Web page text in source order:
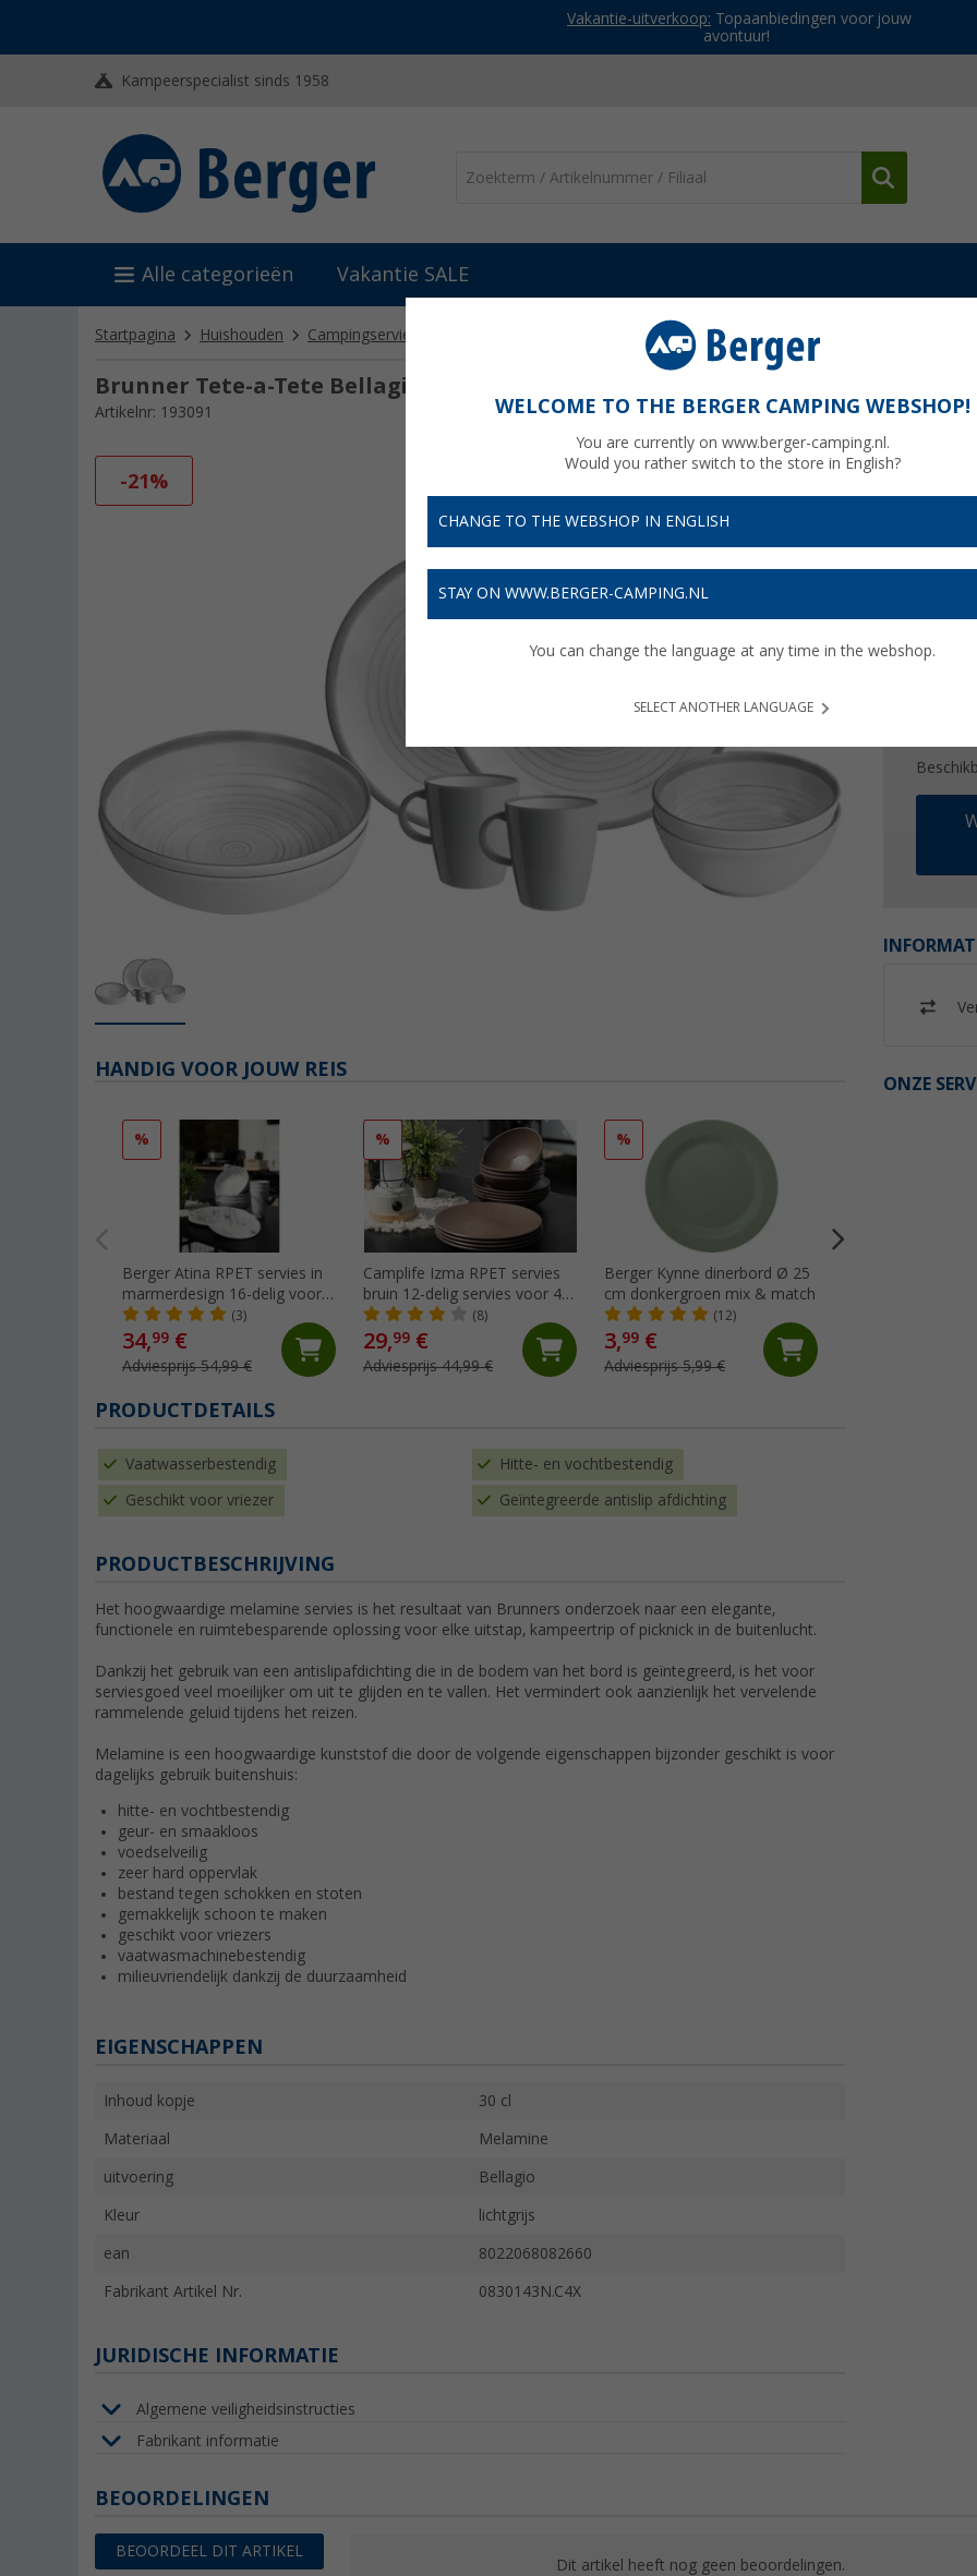
Vakantie-uitverkoop: Topaanbiedingen voor jouw
avontuur!
Kampeerspecialist sinds 1958
Alle categorieën Vakantie SALE
Startpagina Huishouden Campingservies Kunststof & melamine servies Brunner Tete-a-Tete servies 8-delig 2
Brunner Tete-a-Tete Bellagio servies 8-delig voor 2 personen
Artikelnr: 193091
-21%
€
ONZE
HANDIG VOOR JOUW REIS
%
Berger Atina RPET servies in
marmerdesign 16-delig voor 4
personen
(3)
34,99 €
Adviesprijs 54,99 €
%
Camplife Izma RPET servies
bruin 12-delig servies voor 4
personen
(8)
29,99 €
Adviesprijs 44,99 €
%
Berger Kynne dinerbord Ø 25
cm donkergroen mix & match
(12)
3,99 €
Adviesprijs 5,99 €
PRODUCTDETAILS
Vaatwasserbestendig Hitte- en vochtbestendig
Geschikt voor vriezer Geïntegreerde antislip afdichting
PRODUCTBESCHRIJVING
Het hoogwaardige melamine servies is het resultaat van Brunners onderzoek naar een elegante,
functionele en ruimtebesparende oplossing voor elke uitstap, kampeertrip of picknick in de buitenlucht.
Dankzij het gebruik van een antislipafdichting die in de bodem van het bord is geïntegreerd, is het voor
serviesgoed veel moeilijker om uit te glijden en te vallen. Het vermindert ook aanzienlijk het vervelende
rammelende geluid tijdens het reizen.
Melamine is een hoogwaardige kunststof die door de volgende eigenschappen bijzonder geschikt is voor
dagelijks gebruik buitenshuis:
hitte- en vochtbestendig
geur- en smaakloos
voedselveilig
zeer hard oppervlak
bestand tegen schokken en stoten
gemakkelijk schoon te maken
geschikt voor vriezers
vaatwasmachinebestendig
milieuvriendelijk dankzij de duurzaamheid
EIGENSCHAPPEN
Inhoud kopje 30 cl
Materiaal Melamine
uitvoering Bellagio
Kleur lichtgrijs
ean 8022068082660
Fabrikant Artikel Nr. 0830143N.C4X
JURIDISCHE INFORMATIE
Algemene veiligheidsinstructies
Fabrikant informatie
BEOORDELINGEN
BEOORDEEL DIT ARTIKEL
Dit artikel heeft nog geen beoordelingen.
WELCOME TO THE BERGER CAMPING WEBSHOP!
You are currently on www.berger-camping.nl.
Would you rather switch to the store in English?
CHANGE TO THE WEBSHOP IN ENGLISH
STAY ON WWW.BERGER-CAMPING.NL
You can change the language at any time in the webshop.
SELECT ANOTHER LANGUAGE